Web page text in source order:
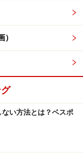
』2024年11月
委員会
きな大学生』（角
浜辺美波、赤楚衛
垣匠という若手俳
い方法とは？ベスポ